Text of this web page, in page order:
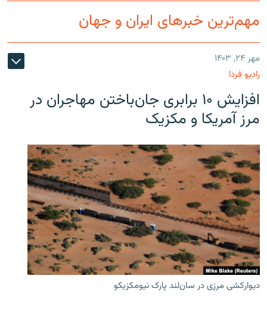
مهم‌ترین خبرهای ایران و جهان
مهر ۲۴, ۱۴۰۳
رادیو فردا
افزایش ۱۰ برابری جان‌باختن مهاجران در
مرز آمریکا و مکزیک
دیوارکشی مرزی در سان‌لند پارک نیومکزیکو